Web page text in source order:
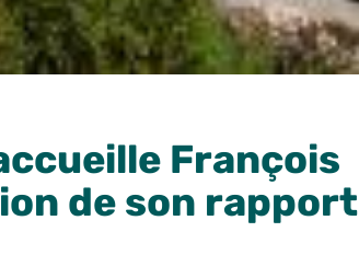
François
de son rapport